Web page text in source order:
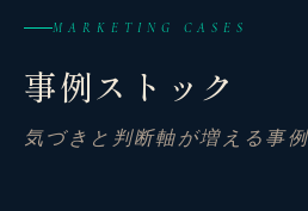
MARKETING CASES
事例ストック
気づきと判断軸が増える事